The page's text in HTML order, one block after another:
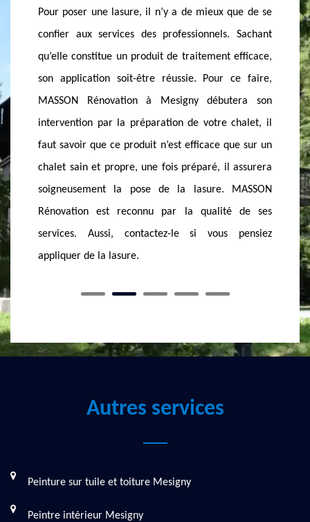
son
il
ses
en bois, alors qu’ils sont inévitables et voire même
permanent. Pour protéger efficacement votre
chalet contre ses effets néfastes, il est judicieux de
lui appliquer un produit de traitement. Etant un
professionnel de ce domaine, MASSON Rénovation
vous assure l’application d’une lasure afin
d’octroyer à votre chalet une grande résistance. Si
vous demeuriez aux environs du 74330, nous
sommes heureux de mettre à votre disposition
notre service à prix imbattable.
lasure
clients
tout
Autres services
Peinture sur tuile et toiture Mesigny
Peintre intérieur Mesigny